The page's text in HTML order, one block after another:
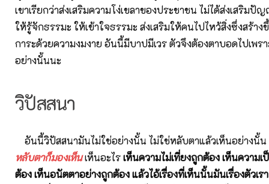
เขาเรียกว่าส่งเสริมความโง่เขลาของประชาชน ไม่ได้ส่งเสริม
ให้รู้จักธรรมะ ให้เข้าใจธรรมะ ส่งเสริมให้คนไปไหว้สิ่งซึ่งสร้า
การะด้วยความงมงาย อันนี้มีบาปมีเวร ตัวจึงต้องตาบอดไปเพร
อย่างนั้นนะ
วิปัสสนา
อันนี้วิปัสสนามันไม่ใช่อย่างนั้น ไม่ใช่หลับตาแล้วเห็นอย่างนั้น
หลับตาก็มองเห็นเห็นอะไรเห็นความไม่เที่ยงถูกต้อง เห็นความ
ต้อง เห็นอนัตตาอย่างถูกต้อง แล้วไอ้เรื่องที่เห็นนั้นมันเรื่องตัวเร